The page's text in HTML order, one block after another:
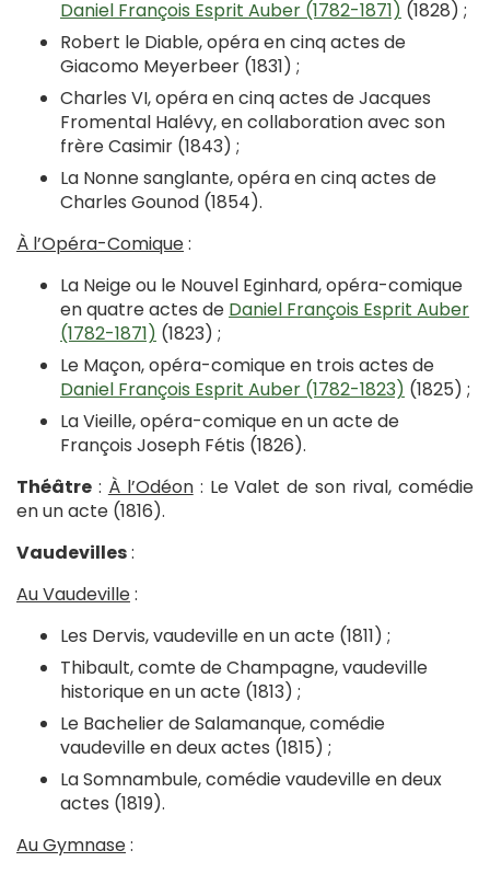
Daniel François Esprit Auber (1782-1871) (1828) ;
Robert le Diable, opéra en cinq actes de
Giacomo Meyerbeer (1831) ;
Charles VI, opéra en cinq actes de Jacques
Fromental Halévy, en collaboration avec son
frère Casimir (1843) ;
La Nonne sanglante, opéra en cinq actes de
Charles Gounod (1854).
À l’Opéra-Comique:
La Neige ou le Nouvel Eginhard, opéra-comique
en quatre actes de Daniel François Esprit Auber
(1782-1871) (1823) ;
Le Maçon, opéra-comique en trois actes de
Daniel François Esprit Auber (1782-1823) (1825) ;
La Vieille, opéra-comique en un acte de
François Joseph Fétis (1826).
Théâtre : À l’Odéon: Le Valet de son rival, comédie
en un acte (1816).
Vaudevilles:
Au Vaudeville:
Les Dervis, vaudeville en un acte (1811) ;
Thibault, comte de Champagne, vaudeville
historique en un acte (1813) ;
Le Bachelier de Salamanque, comédie
vaudeville en deux actes (1815) ;
La Somnambule, comédie vaudeville en deux
actes (1819).
Au Gymnase: